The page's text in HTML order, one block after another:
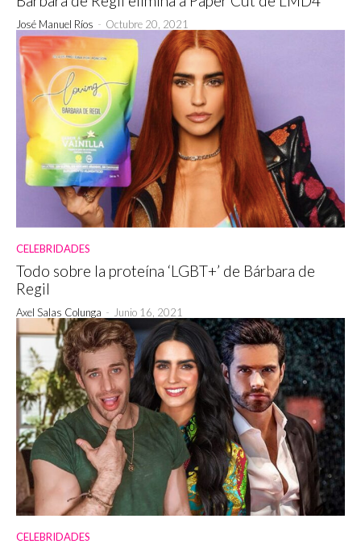
José Manuel Ríos - Octubre 20, 2021
CELEBRIDADES
Todo sobre la proteína ‘LGBT+’ de Bárbara de
Regil
Axel Salas Colunga - Junio 16, 2021
CELEBRIDADES